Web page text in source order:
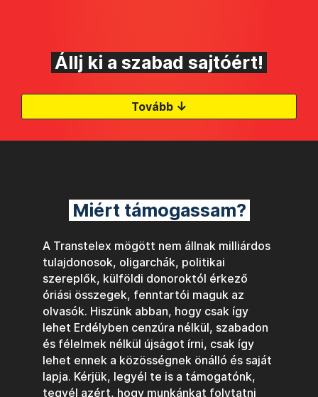
Állj ki a szabad sajtóért!
Tovább ↓
Miért támogassam?
A Transtelex mögött nem állnak milliárdos
tulajdonosok, oligarchák, politikai
szereplők, külföldi donoroktól érkező
óriási összegek, fenntartói maguk az
olvasók. Hiszünk abban, hogy csak így
lehet Erdélyben cenzúra nélkül, szabadon
és félelmek nélkül újságot írni, csak így
lehet ennek a közösségnek önálló és saját
lapja. Kérjük, legyél te is a támogatónk,
tegyél azért, hogy munkánkat folytatni